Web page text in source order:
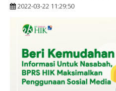
2022-03-22 11:29:50